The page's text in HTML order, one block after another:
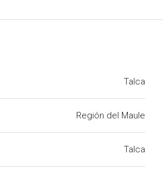
Talca
Región del Maule
Talca